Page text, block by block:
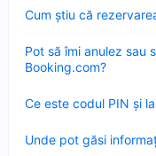
Cum ştiu că
închis
Pot să îmi anulez sau
Booking.com?
închis
Ce este codul PIN şi
închis
Unde pot găsi
închis